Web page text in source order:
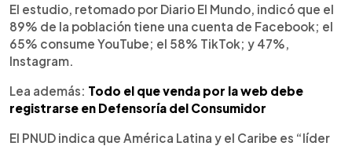
El estudio, retomado por Diario El Mundo, indicó que el
89% de la población tiene una cuenta de Facebook; el
65% consume YouTube; el 58% TikTok; y 47%,
Instagram.
Lea además: Todo el que venda por la web debe
registrarse en Defensoría del Consumidor
El PNUD indica que América Latina y el Caribe es “líder